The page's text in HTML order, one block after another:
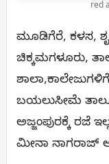
red
ಮೂಡಿಗೆರೆ, ಕಳಸ,
ಚಿಕ್ಕಮಗಳೂರು,
ಬಯಲುಸೀಮೆ
ಅಜ್ಜಂಪುರಕ್ಕೆ ರಜೆ
ಮೀನಾ ನಾಗರಾಜ್‌